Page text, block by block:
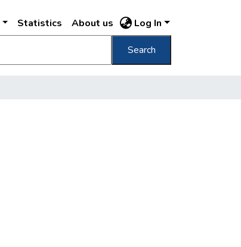
Statistics About us Log In
Search